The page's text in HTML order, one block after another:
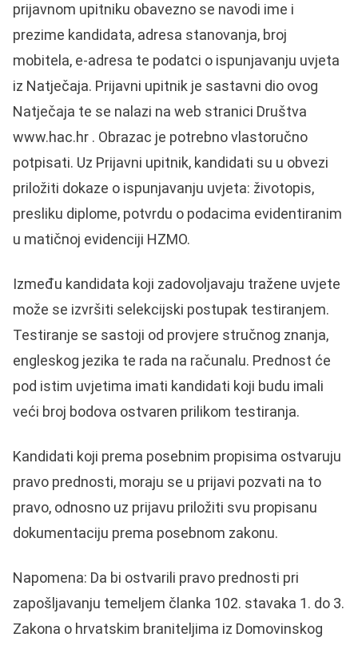
prijavnom upitniku obavezno se navodi ime i
prezime kandidata, adresa stanovanja, broj
mobitela, e-adresa te podatci o ispunjavanju uvjeta
iz Natječaja. Prijavni upitnik je sastavni dio ovog
Natječaja te se nalazi na web stranici Društva
www.hac.hr . Obrazac je potrebno vlastoručno
potpisati. Uz Prijavni upitnik, kandidati su u obvezi
priložiti dokaze o ispunjavanju uvjeta: životopis,
presliku diplome, potvrdu o podacima evidentiranim
u matičnoj evidenciji HZMO.
Između kandidata koji zadovoljavaju tražene uvjete
može se izvršiti selekcijski postupak testiranjem.
Testiranje se sastoji od provjere stručnog znanja,
engleskog jezika te rada na računalu. Prednost će
pod istim uvjetima imati kandidati koji budu imali
veći broj bodova ostvaren prilikom testiranja.
Kandidati koji prema posebnim propisima ostvaruju
pravo prednosti, moraju se u prijavi pozvati na to
pravo, odnosno uz prijavu priložiti svu propisanu
dokumentaciju prema posebnom zakonu.
Napomena: Da bi ostvarili pravo prednosti pri
zapošljavanju temeljem članka 102. stavaka 1. do 3.
Zakona o hrvatskim braniteljima iz Domovinskog